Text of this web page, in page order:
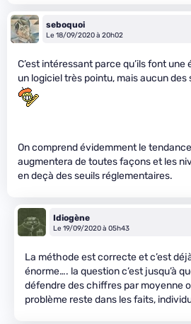
seboquoi
Le 18/09/2020 à 20h02
C’est intéressant parce qu’ils font
un logiciel très pointu, mais aucun des
On comprend évidemment le
augmentera de toutes façons et les
en deçà des seuils réglementaires.
Idiogène
Le 19/09/2020 à 05h43
La méthode est correcte et c’est
énorme…. la question c’est jusqu’à
défendre des chiffres par moyenne
problème reste dans les faits,